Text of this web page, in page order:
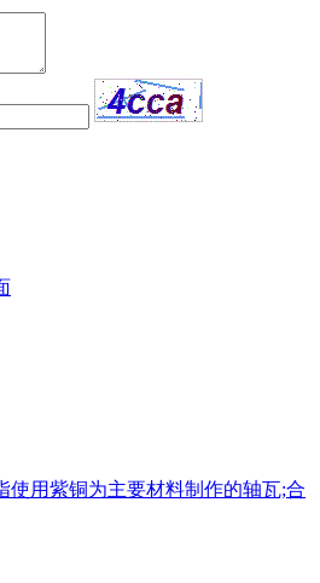
使用紫铜为主要材料制作的轴瓦;合